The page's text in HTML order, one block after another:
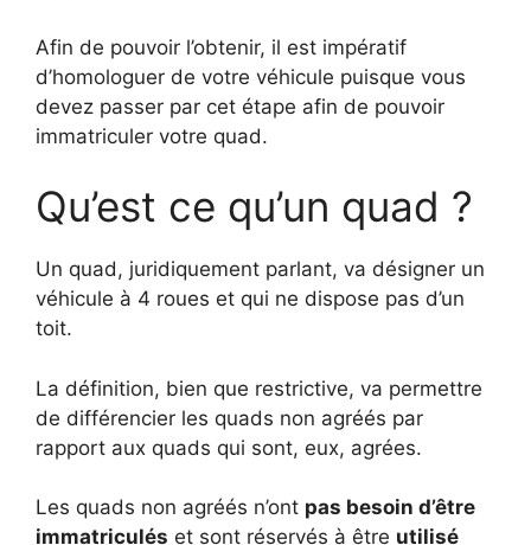
Afin de pouvoir l’obtenir, il est impératif
d’homologuer de votre véhicule puisque vous
devez passer par cet étape afin de pouvoir
immatriculer votre quad.
Qu’est ce qu’un quad ?
Un quad, juridiquement parlant, va désigner un
véhicule à 4 roues et qui ne dispose pas d’un
toit.
La définition, bien que restrictive, va permettre
de différencier les quads non agréés par
rapport aux quads qui sont, eux, agrées.
Les quads non agréés n’ont pas besoin d’être
immatriculés et sont réservés à être utilisé